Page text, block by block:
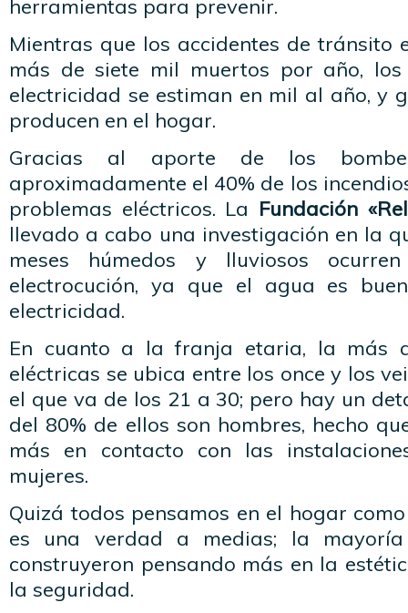
herramientas para prevenir.
Mientras que los accidentes de tránsito
más de siete mil muertos por año,
electricidad se estiman en mil al año, y
producen en el hogar.
Gracias al aporte de los
aproximadamente el 40% de los
problemas eléctricos. La Fundación
llevado a cabo una investigación en la
meses húmedos y lluviosos
electrocución, ya que el agua es
electricidad.
En cuanto a la franja etaria, la más
eléctricas se ubica entre los once y los
el que va de los 21 a 30; pero hay un
del 80% de ellos son hombres, hecho
más en contacto con las
mujeres.
Quizá todos pensamos en el hogar
es una verdad a medias; la
construyeron pensando más en la
la seguridad.